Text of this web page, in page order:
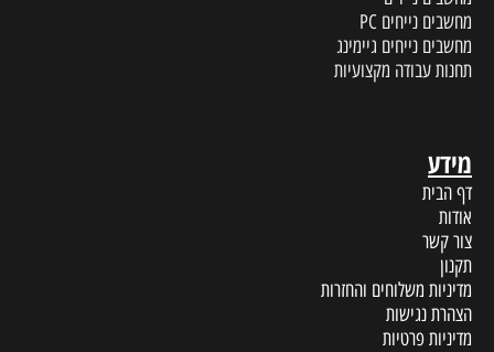
מחשבים נייחים PC
מחשבים נייחים גיימינג
תחנות עבודה מקצועיות
מידע
דף הבית
אודות
צור קשר
תקנון
מדיניות משלוחים והחזרות
הצהרת נגישות
מדיניות פרטיות